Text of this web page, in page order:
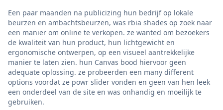
Een paar maanden na publicizing hun bedrijf op lokale
beurzen en ambachtsbeurzen, was rbia shades op zoek naar
een manier om online te verkopen. ze wanted om bezoekers
de kwaliteit van hun product, hun lichtgewicht en
ergonomische ontwerpen, op een visueel aantrekkelijke
manier te laten zien. hun Canvas bood hiervoor geen
adequate oplossing. ze probeerden een many different
options voordat ze powr slider vonden en geen van hen leek
een onderdeel van de site en was onhandig en moeilijk te
gebruiken.